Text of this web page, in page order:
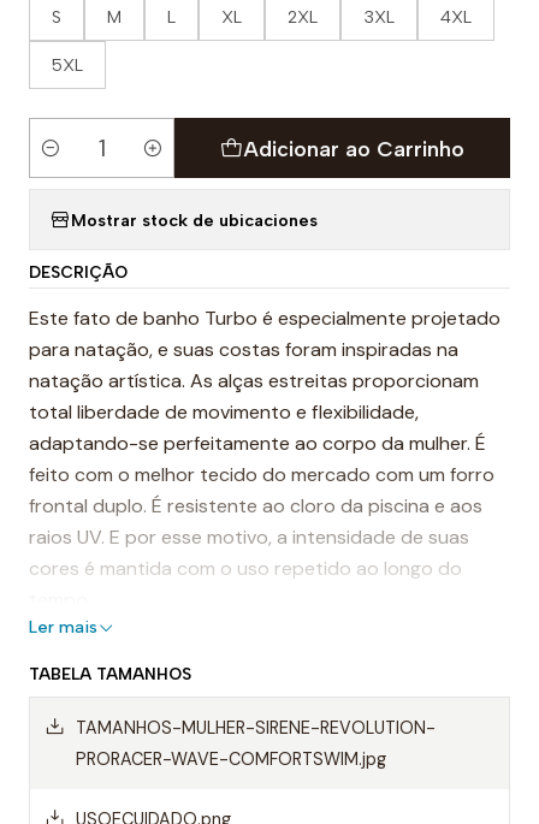
S M L XL 2XL 3XL 4XL
5XL
Quantidade
Adicionar ao Carrinho
Mostrar stock de ubicaciones
DESCRIÇÃO
Este fato de banho Turbo é especialmente projetado
para natação, e suas costas foram inspiradas na
natação artística. As alças estreitas proporcionam
total liberdade de movimento e flexibilidade,
adaptando-se perfeitamente ao corpo da mulher. É
feito com o melhor tecido do mercado com um forro
frontal duplo. É resistente ao cloro da piscina e aos
raios UV. E por esse motivo, a intensidade de suas
cores é mantida com o uso repetido ao longo do
resistentes do mundo.
Destaques:
Ler mais
TABELA TAMANHOS
TAMANHOS-MULHER-SIRENE-REVOLUTION-
PRORACER-WAVE-COMFORTSWIM.jpg
USOECUIDADO.png